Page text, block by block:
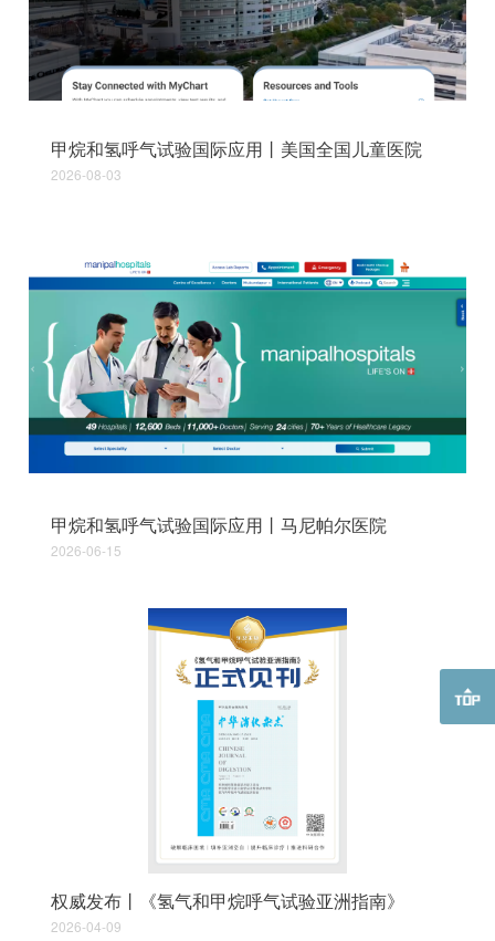
甲烷和氢呼气试验国际应用丨美国全国儿童医院
2026-08-03
甲烷和氢呼气试验国际应用丨马尼帕尔医院
2026-06-15
权威发布丨《氢气和甲烷呼气试验亚洲指南》
2026-04-09